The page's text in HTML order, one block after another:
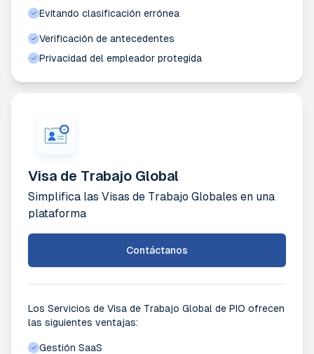
Evitando clasificación errónea
Verificación de antecedentes
Privacidad del empleador protegida
Visa de Trabajo Global
Simplifica las Visas de Trabajo Globales en una
plataforma
Contáctanos
Los Servicios de Visa de Trabajo Global de PIO ofrecen
las siguientes ventajas:
Gestión SaaS